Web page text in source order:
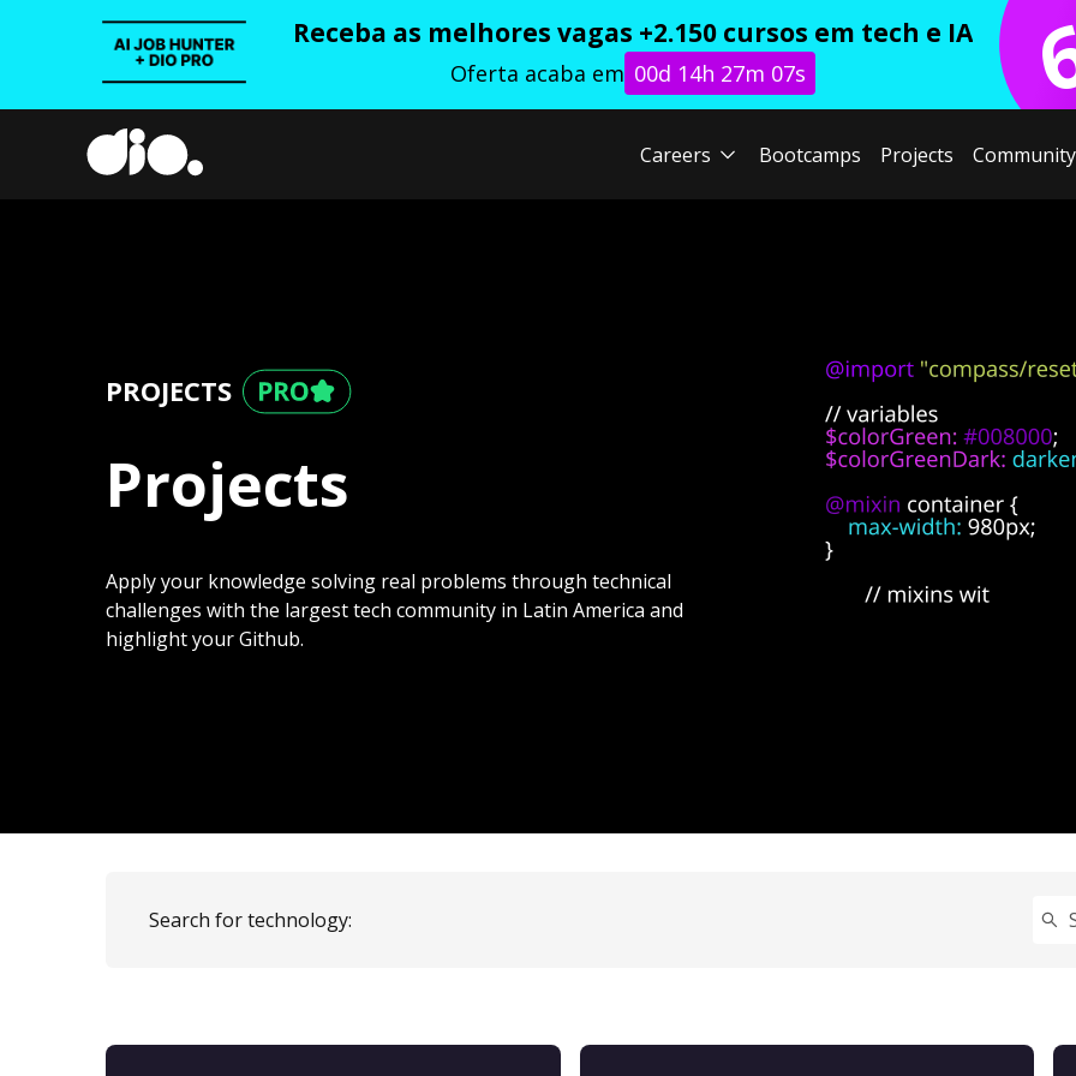
Receba as melhores vagas +2.150 cursos em tech e IA
Oferta acaba em 00d 14h 27m 06s
Careers Bootcamps Projects Community
PROJECTS
Projects
Apply your knowledge solving real problems through technical
challenges with the largest tech community in Latin America and
highlight your Github.
Search for technology: